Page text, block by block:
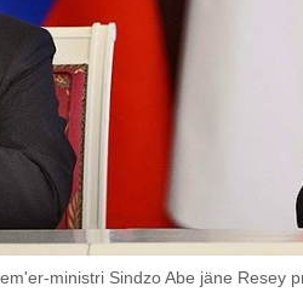
ministri Sindzo Abe jäne